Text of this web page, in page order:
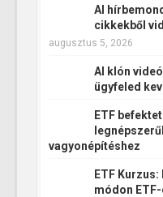
AI
cikkekből
augusztus 5, 2026
AI klón
ügyfeled
ETF
vagyonépítéshez
ETF
módon